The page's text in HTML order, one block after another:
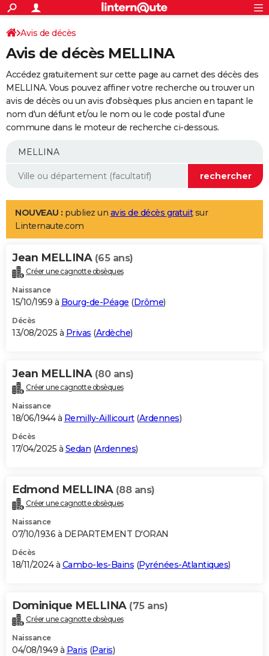
ACTUALITÉS
Politique
Société
Faits Divers
Education
Monde
Villes
+
SPORT
Coupe du monde 2026
Football
Tennis
Cyclisme
Rugby
Forum
Programme TV
TNT
Streaming
Cinéma
Sorties cinéma
Musique
+
FINANCE
Retraite
Epargne
Immobilier
Risques naturels par ville
Banque
Assurance
AUTO
Essais
Réserver un essai
Citadines
Berlines
SUV
Forum auto
+
Mobiles
Meilleur smartphone
Internet
Ordinateurs
Jeux vidéo
Guide high-tech
Aménagement intérieur
LIFESTYLE
Art de vivre
Bien-être
Loisirs
Mode
Modes de vie
Alimentation
Guide de la santé
Maladies
Médicaments
Sommeil
VOYAGE
Destinations
City break
Voyage nature
Voyage de noces
Forum
Climat
+PHOTO
GUIDES D'ACHAT
BONS PLANS
Carte de Noël
Carte Bonne année
Carte Saint-Valentin
Carte Pâques
Carte d'anniversaire
DICTIONNAIRE
Dictionnaire
Biographies
Citations
Expressions
Proverbes
PROGRAMME TV
S'inscrire
Se connecter
Lycées
Collèges
Primaires
Universités
Entreprises
Service militaire
Avis de recherche
AVIS DE DÉCÈS
Bricolage
Lifestyle
Culture
Sport
Auto
Television
Voyage
Cinema
Avis de décès
Avis de décès MELLINA
Accédez gratuitement sur cette page au carnet des décès des
MELLINA. Vous pouvez affiner votre recherche ou trouver un
avis de décès ou un avis d'obsèques plus ancien en tapant le
nom d'un défunt et/ou le nom ou le code postal d'une
commune dans le moteur de recherche ci-dessous.
NOUVEAU : publiez un avis de décès gratuitsur
Linternaute.com
Jean MELLINA (65 ans)
Créer une cagnotte obsèques
Naissance
15/10/1959 à Bourg-de-Péage (Drôme)
Décès
13/08/2025 à Privas (Ardèche)
Jean MELLINA (80 ans)
Créer une cagnotte obsèques
Naissance
18/06/1944 à Remilly-Aillicourt(Ardennes)
Décès
17/04/2025 à Sedan (Ardennes)
Edmond MELLINA (88 ans)
Créer une cagnotte obsèques
Naissance
07/10/1936 à DEPARTEMENT D'ORAN
Décès
18/11/2024 à Cambo-les-Bains (Pyrénées-Atlantiques)
Dominique MELLINA (75 ans)
Créer une cagnotte obsèques
Naissance
04/08/1949 à Paris (Paris)